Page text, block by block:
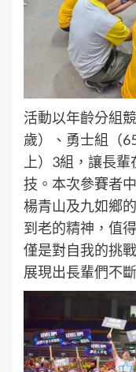
活動以年齡分組
歲）、勇士組（
上）3組，讓長
技。本次參賽者
楊青山及九如鄉
到老的精神，值
僅是對自我的挑
展現出長輩們不